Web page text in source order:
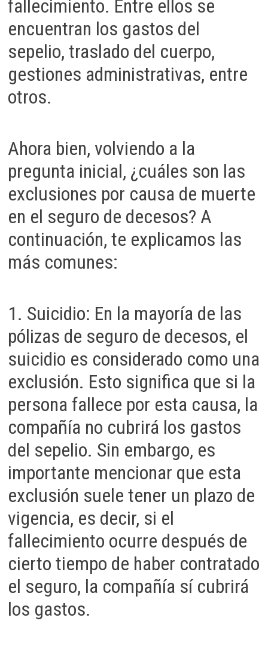
fallecimiento. Entre ellos se
encuentran los gastos del
sepelio, traslado del cuerpo,
gestiones administrativas, entre
otros.
Ahora bien, volviendo a la
pregunta inicial, ¿cuáles son las
exclusiones por causa de muerte
en el seguro de decesos? A
continuación, te explicamos las
más comunes:
1. Suicidio: En la mayoría de las
pólizas de seguro de decesos, el
suicidio es considerado como una
exclusión. Esto significa que si la
persona fallece por esta causa, la
compañía no cubrirá los gastos
del sepelio. Sin embargo, es
importante mencionar que esta
exclusión suele tener un plazo de
vigencia, es decir, si el
fallecimiento ocurre después de
cierto tiempo de haber contratado
el seguro, la compañía sí cubrirá
los gastos.